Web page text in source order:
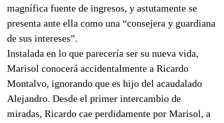
magnífica fuente de ingresos, y astutamente se
presenta ante ella como una “consejera y guardiana
de sus intereses”.
Instalada en lo que parecería ser su nueva vida,
Marisol conocerá accidentalmente a Ricardo
Montalvo, ignorando que es hijo del acaudalado
Alejandro. Desde el primer intercambio de
miradas, Ricardo cae perdidamente por Marisol, a